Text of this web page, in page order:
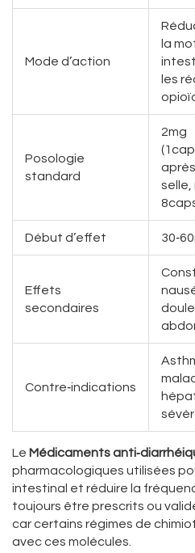
Mode d’action
la
les
Posologie
standard
2mg
selle,
Début d’effet
Effets
secondaires
Contre‑indications
Le Médicaments
pharmacologiques utilisées
intestinal et réduire la
toujours être prescrits ou
car certains régimes de
avec ces molécules.